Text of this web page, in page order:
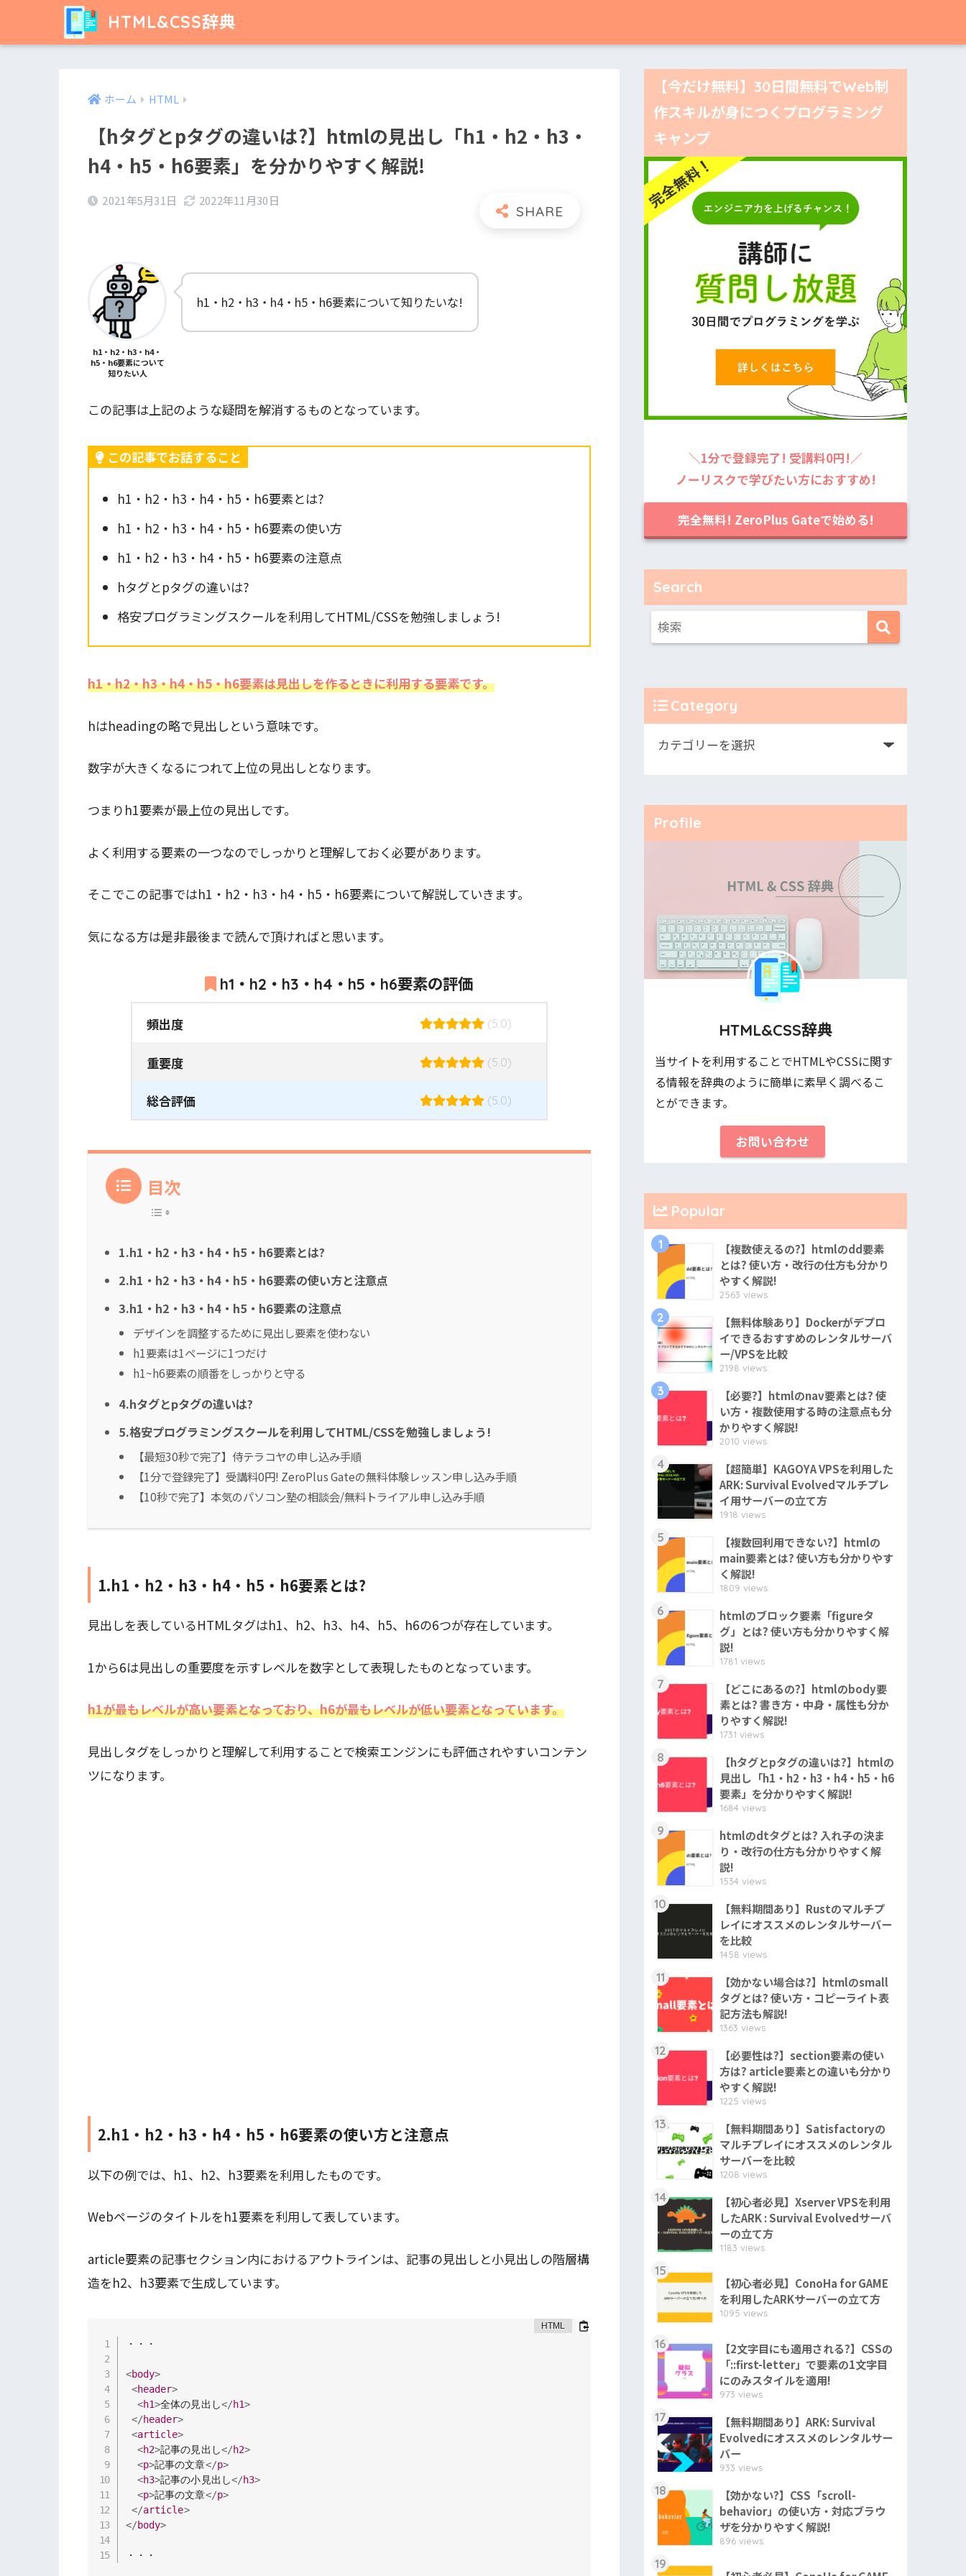
HTML&CSS辞典
ホーム HTML
【hタグとpタグの違いは?】htmlの見出し「h1・h2・h3・
h4・h5・h6要素」を分かりやすく解説!
2021年5月31日 2022年11月30日
h1・h2・h3・h4・
h5・h6要素について
知りたい人
h1・h2・h3・h4・h5・h6要素について知りたいな!
この記事は上記のような疑問を解消するものとなっています。
この記事でお話すること
h1・h2・h3・h4・h5・h6要素とは?
h1・h2・h3・h4・h5・h6要素の使い方
h1・h2・h3・h4・h5・h6要素の注意点
hタグとpタグの違いは?
格安プログラミングスクールを利用してHTML/CSSを勉強しましょう!
h1・h2・h3・h4・h5・h6要素は見出しを作るときに利用する要素です。
hはheadingの略で見出しという意味です。
数字が大きくなるにつれて上位の見出しとなります。
つまりh1要素が最上位の見出しです。
よく利用する要素の一つなのでしっかりと理解しておく必要があります。
そこでこの記事ではh1・h2・h3・h4・h5・h6要素について解説していきます。
気になる方は是非最後まで読んで頂ければと思います。
h1・h2・h3・h4・h5・h6要素の評価
頻出度 (5.0)
重要度 (5.0)
総合評価 (5.0)
目次
1.h1・h2・h3・h4・h5・h6要素とは?
2.h1・h2・h3・h4・h5・h6要素の使い方と注意点
3.h1・h2・h3・h4・h5・h6要素の注意点
デザインを調整するために見出し要素を使わない
h1要素は1ページに1つだけ
h1~h6要素の順番をしっかりと守る
4.hタグとpタグの違いは?
5.格安プログラミングスクールを利用してHTML/CSSを勉強しましょう!
【最短30秒で完了】侍テラコヤの申し込み手順
【1分で登録完了】受講料0円! ZeroPlus Gateの無料体験レッスン申し込み手順
【10秒で完了】本気のパソコン塾の相談会/無料トライアル申し込み手順
1.h1・h2・h3・h4・h5・h6要素とは?
見出しを表しているHTMLタグはh1、h2、h3、h4、h5、h6の6つが存在しています。
1から6は見出しの重要度を示すレベルを数字として表現したものとなっています。
h1が最もレベルが高い要素となっており、h6が最もレベルが低い要素となっています。
見出しタグをしっかりと理解して利用することで検索エンジンにも評価されやすいコンテン
ツになります。
2.h1・h2・h3・h4・h5・h6要素の使い方と注意点
以下の例では、h1、h2、h3要素を利用したものです。
Webページのタイトルをh1要素を利用して表しています。
article要素の記事セクション内におけるアウトラインは、記事の見出しと小見出しの階層構
造をh2、h3要素で生成しています。
・・・
<body>
<header>
<h1>全体の見出し</h1>
</header>
<article>
<h2>記事の見出し</h2>
<p>記事の文章</p>
<h3>記事の小見出し</h3>
<p>記事の文章</p>
</article>
</body>
・・・
【今だけ無料】30日間無料でWeb制
作スキルが身につくプログラミング
キャンプ
＼1分で登録完了! 受講料0円!／
ノーリスクで学びたい方におすすめ!
完全無料! ZeroPlus Gateで始める!
Search
Category
Profile
HTML&CSS辞典
当サイトを利用することでHTMLやCSSに関す
る情報を辞典のように簡単に素早く調べるこ
とができます。
お問い合わせ
Popular
1
【複数使えるの?】htmlのdd要素
とは? 使い方・改行の仕方も分かり
やすく解説!
2563 views
2
【無料体験あり】Dockerがデプロ
イできるおすすめのレンタルサーバ
ー/VPSを比較
2198 views
3
【必要?】htmlのnav要素とは? 使
い方・複数使用する時の注意点も分
かりやすく解説!
2010 views
4
【超簡単】KAGOYA VPSを利用した
ARK: Survival Evolvedマルチプレ
イ用サーバーの立て方
1918 views
5
【複数回利用できない?】htmlの
main要素とは? 使い方も分かりやす
く解説!
1809 views
6
htmlのブロック要素「figureタ
グ」とは? 使い方も分かりやすく解
説!
1781 views
7
【どこにあるの?】htmlのbody要
素とは? 書き方・中身・属性も分か
りやすく解説!
1731 views
8
【hタグとpタグの違いは?】htmlの
見出し「h1・h2・h3・h4・h5・h6
要素」を分かりやすく解説!
1684 views
9
htmlのdtタグとは? 入れ子の決ま
り・改行の仕方も分かりやすく解
説!
1534 views
10
【無料期間あり】Rustのマルチプ
レイにオススメのレンタルサーバー
を比較
1458 views
11
【効かない場合は?】htmlのsmall
タグとは? 使い方・コピーライト表
記方法も解説!
1363 views
12
【必要性は?】section要素の使い
方は? article要素との違いも分かり
やすく解説!
1225 views
13
【無料期間あり】Satisfactoryの
マルチプレイにオススメのレンタル
サーバーを比較
1208 views
14
【初心者必見】Xserver VPSを利用
したARK : Survival Evolvedサーバ
ーの立て方
1183 views
15
【初心者必見】ConoHa for GAME
を利用したARKサーバーの立て方
1095 views
16
【2文字目にも適用される?】CSSの
「::first-letter」で要素の1文字目
にのみスタイルを適用!
973 views
17
【無料期間あり】ARK: Survival
Evolvedにオススメのレンタルサー
バー
933 views
18
【効かない?】CSS「scroll-
behavior」の使い方・対応ブラウ
ザを分かりやすく解説!
896 views
19